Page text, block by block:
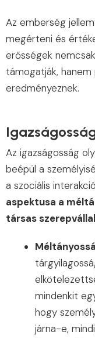
Az emberség
megérteni és
erősségek
támogatják,
eredményeznek.
Az igazságosság
beépül a
a szociális
aspektusa a
társas
mindenkit
hogy
járna-e,